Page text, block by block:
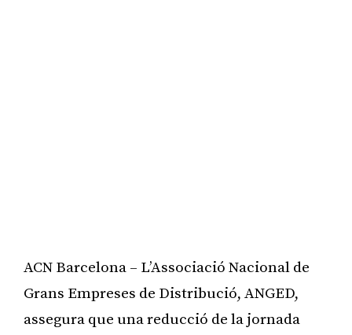
ACN Barcelona – L’Associació Nacional de
Grans Empreses de Distribució, ANGED,
assegura que una reducció de la jornada